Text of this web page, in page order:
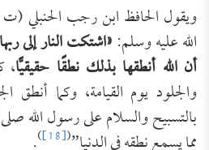
الله عليه وسلم:«اشتكت النار إلى
أن الله أنطقها بذلك نطقًا حقيقيًّا،
والجلود يوم القيامة، وكما أنطق
بالتسبيح والسلام على رسول الله
(
[18]
)